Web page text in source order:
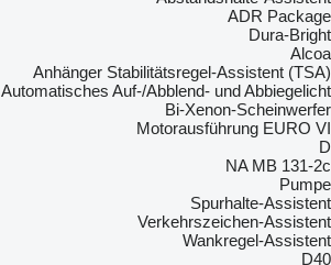
ADR Package
Dura-Bright
Alcoa
Anhänger Stabilitätsregel-Assistent (TSA)
Automatisches Auf-/Abblend- und Abbiegelicht
Bi-Xenon-Scheinwerfer
Motorausführung EURO VI
D
NA MB 131-2c
Pumpe
Spurhalte-Assistent
Verkehrszeichen-Assistent
Wankregel-Assistent
D40